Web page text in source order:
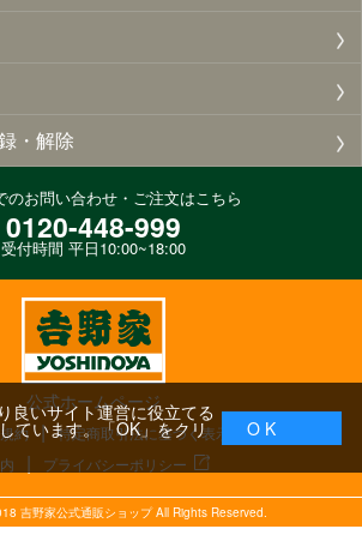
・解除
のお問い合わせ・ご注文はこちら
0120-448-999
受付時間 平日10:00~18:00
公式ホームページ
約
特定商取引法に基づく表示
プライバシーポリシー
吉野家公式通販ショップ All Rights Reserved.
良いサイト運営に役立てる
ています。「OK」をクリ O K